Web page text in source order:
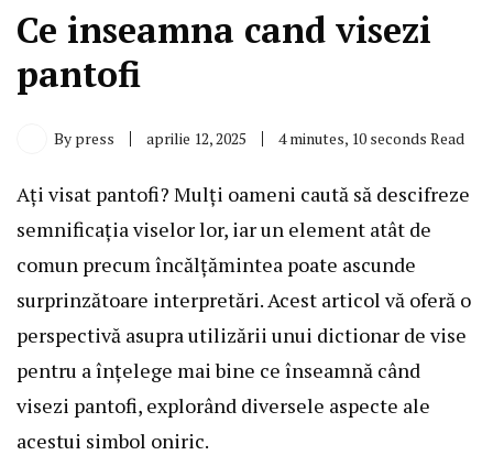
Ce inseamna cand visezi
pantofi
By press aprilie 12, 2025 4 minutes, 10 seconds Read
Ați visat pantofi? Mulți oameni caută să descifreze
semnificația viselor lor, iar un element atât de
comun precum încălțămintea poate ascunde
surprinzătoare interpretări. Acest articol vă oferă o
perspectivă asupra utilizării unui dictionar de vise
pentru a înțelege mai bine ce înseamnă când
visezi pantofi, explorând diversele aspecte ale
acestui simbol oniric.